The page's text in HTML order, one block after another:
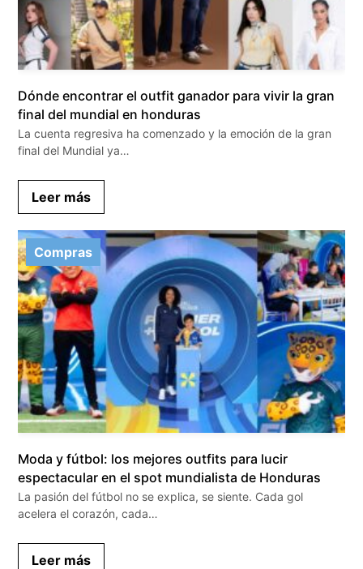
Dónde encontrar el outfit ganador para vivir la gran
final del mundial en honduras
La cuenta regresiva ha comenzado y la emoción de la gran
final del Mundial ya…
Leer más
Compras
Moda y fútbol: los mejores outfits para lucir
espectacular en el spot mundialista de Honduras
La pasión del fútbol no se explica, se siente. Cada gol
acelera el corazón, cada…
Leer más